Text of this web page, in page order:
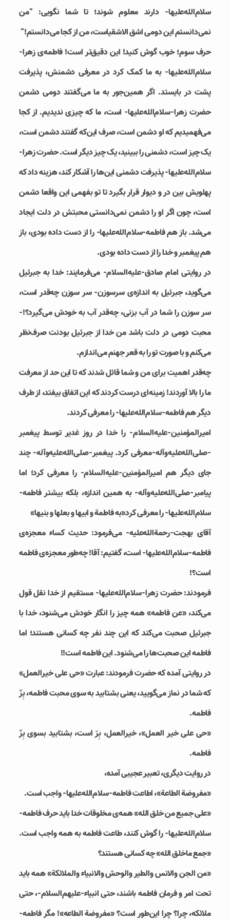
سلام‌الله‌علیها- دارند معلوم شوند؛ تا شما نگویی: “من
نمی‌دانستم این دومی اشق الاشقیاست، من از کجا می‌دانستم‌!”
حرف سوم؛ خوب گوش کنید! این دقیق‌تر است! فاطمه‌ی زهرا-
سلام‌الله‌علیها- به ما کمک کرد در معرفی دشمنش، پذیرفت
پشت در بایستد. اگر همین‌جور به ما می‌گفتند دومی دشمن
حضرت زهرا-سلام‌الله‌علیها- است، ما که چیزی ندیدیم. از کجا
می‌فهمیدیم که او دشمن است، صرف این‌که گفتند دشمن است،
یک چیز است، دشمنی را ببینید، یک چیز دیگر است. حضرت زهرا-
سلام‌الله‌علیها- پذیرفت دشمنی این‌ها را آشکار کند، هزینه داد که
پهلویش بین در و دیوار قرار بگیرد تا تو بفهمی این واقعا دشمن
است، چون اگر او را دشمن نمی‌دانستی محبتش در دلت ایجاد
می‌شد. باز هم فاطمه-سلام‌الله‌علیها- را از دست داده بودی، باز
هم پیغمبر و خدا را از دست داده بودی.
در روایتی امام صادق-علیه‌السلام- می‌فرمایند: خدا به جبرئيل
می‌گوید، جبرئيل به اندازه‌ی سرسوزن- سر سوزن چه‌قدر است،
سر سوزن را شما در آب بزنی، چه‌قدر آب به خودش می‌گیرد؟!-
محبت دومی در دلت باشد من خدا از جبرئيل بودنت صرف‌نظر
می‌کنم و با صورت تو را به قعر جهنم می‌اندازم.
چه‌قدر اهمیت برای من و شما قائل شدند که تا این حد از معرفت
ما را بالا آوردند! زمینه‌ای درست کردند که این اتفاق بیفتد، از طرف
دیگر هم فاطمه-سلام‌الله‌علیها- را معرفی کردند.
امیرالمؤمنین-علیه‌السلام- را خدا در روز غدیر توسط پیغمبر
-صلی‌الله‌علیه‌وآله-معرفی کرد. پیغمبر-صلی‌الله‌علیه‌وآله- چند
جای دیگر هم امیرالمؤمنین-علیه‌السلام- را معرفی کرد؛ اما
پیامبر-صلی‌الله‌علیه‌وآله- به همین اندازه، بلکه بیشتر فاطمه-
سلام‌الله‌علیها- را معرفی کرد«به فاطمة و ابیها و بعلها و بنیها»
آقای بهجت-رحمة‌الله‌علیه- می‌فرمود: حدیث کساء معجزه‌ی
فاطمه-سلام‌الله‌علیها- است، گفتیم: آقا! چه‌طور معجزه‌ی فاطمه
است؟!
فرمودند: حضرت زهرا-سلام‌الله‌علیها- مستقیم از خدا نقل قول
می‌کند، «عن فاطمه» همه چیز را انگار خودش می‌شنود، خدا با
جبرئيل صحبت می‌کند که این چند نفر چه کسانی هستند؛ اما
فاطمه این صحبت‌ها را می‌شنود. این فاطمه است!!
در روایتی آمده که حضرت فرمودند: عبارت «حی علی خیرالعمل»
که شما در نماز می‌گویید، یعنی بشتابید به سوی محبت فاطمه، بِرِّ
فاطمه.
«حی علی خیر العمل»، خیرالعمل، بِرّ است، بشتابید بسوی بِرِّ
فاطمه.
در روایت دیگری، تعبیر عجیبی آمده،
«مفروضة الطاعة»، اطاعت فاطمه-سلام‌الله‌علیها- واجب است.
«علی جمیع من خلق الله» همه‌ی مخلوقات خدا باید حرف فاطمه-
سلام‌الله‌علیها- را گوش کنند، طاعت فاطمه به همه واجب است.
«جمع ماخلق الله» چه کسانی هستند؟
«من الجن والانس والطیر والوحش والانبیاء والملائکة» همه باید
تحت امر و فرمان فاطمه باشند، حتی انبیاء-علیهم‌السلام-، حتی
ملائکه، چرا؟ چرا این‌طور است؟ «مفروضة الطاعه»! مگر فاطمه-